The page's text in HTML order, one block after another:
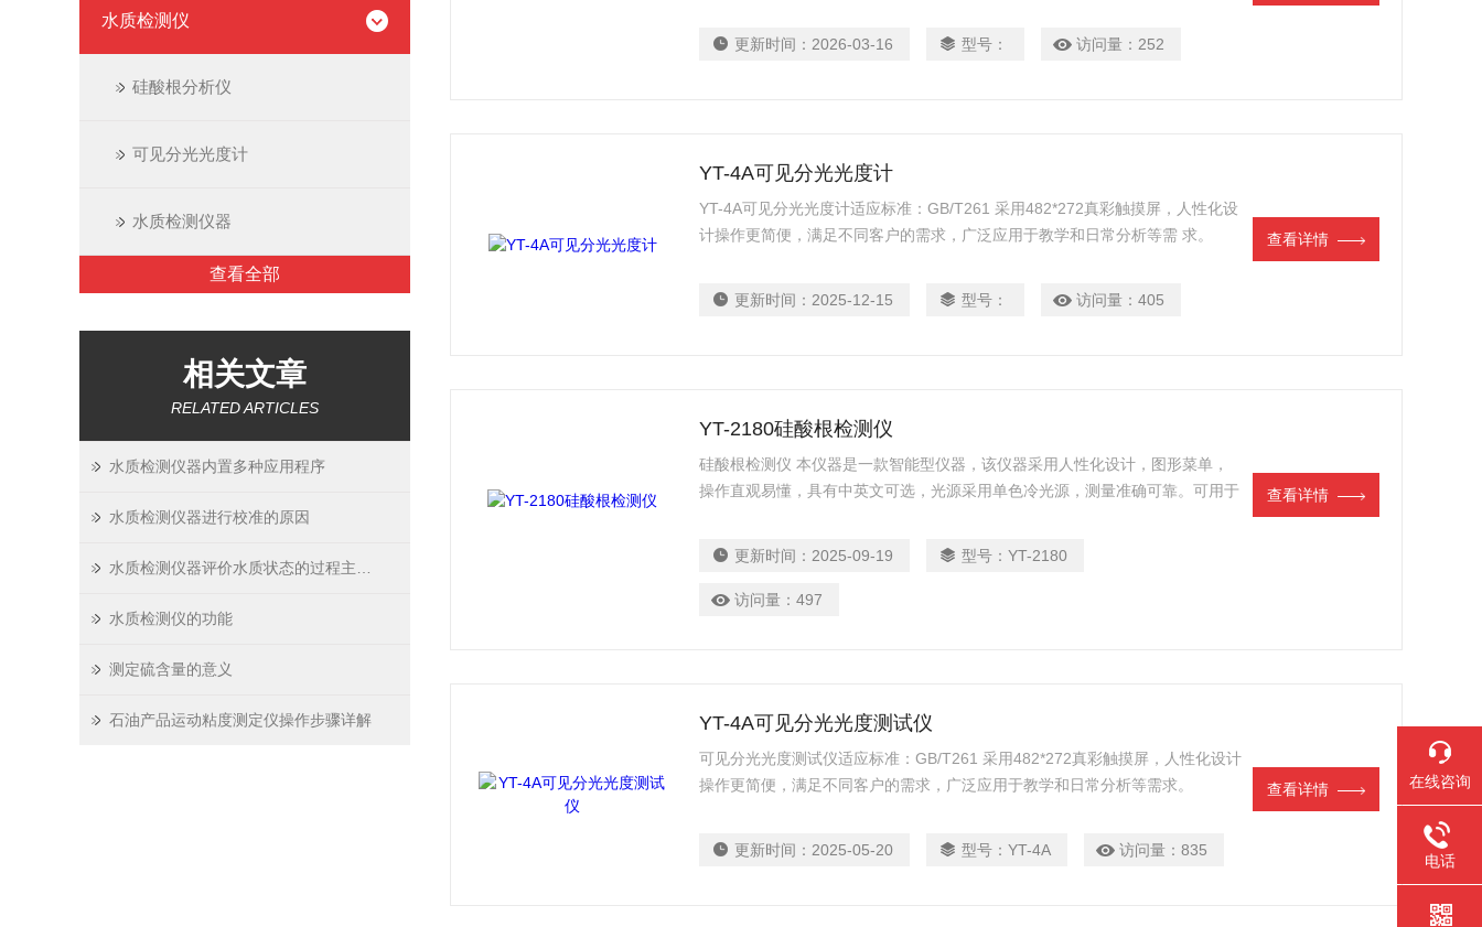
水质检测仪
硅酸根分析仪
可见分光光度计
水质检测仪器
查看全部
相关文章
RELATED ARTICLES
水质检测仪器内置多种应用程序
水质检测仪器进行校准的原因
水质检测仪的功能
测定硫含量的意义
石油产品运动粘度测定仪操作步骤详解
更新时间： 2026-03-16 型号： 访问量： 252
YT-4A可见分光光度计
YT-4A可见分光光度计适应标准：GB/T261 采用482*272真彩触摸屏，人性化设
计操作更简便，满足不同客户的需求，广泛应用于教学和日常分析等需 求。
更新时间： 2025-12-15 型号： 访问量：405
查看详情
YT-2180硅酸根检测仪
硅酸根检测仪 本仪器是一款智能型仪器，该仪器采用人性化设计，图形菜单，
操作直观易懂，具有中英文可选，光源采用单色冷光源，测量准确可靠。可用于
更新时间： 2025-09-19 型号：YT-2180
访问量：497
查看详情
YT-4A可见分光光度测试仪
可见分光光度测试仪适应标准：GB/T261 采用482*272真彩触摸屏，人性化设计
操作更简便，满足不同客户的需求，广泛应用于教学和日常分析等需求。
更新时间： 2025-05-20 型号：YT-4A 访问量：835
查看详情 在线咨询
电话